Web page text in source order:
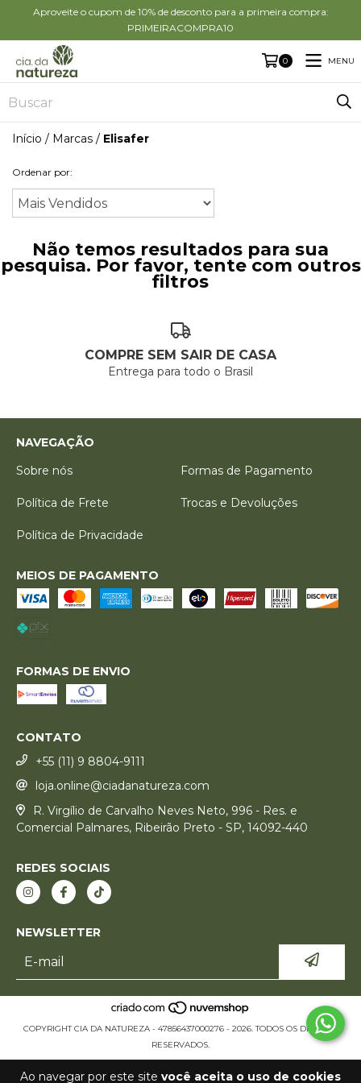
Ao navegar por este site você aceita o uso de cookies
Aproveite o cupom de 10% de desconto para a primeira compra:
PRIMEIRACOMPRA10
0 MENU
Início / Marcas / Elisafer
Ordenar por:
Não temos resultados para sua
pesquisa. Por favor, tente com outros
filtros
COMPRE SEM SAIR DE CASA
Entrega para todo o Brasil
NAVEGAÇÃO
Sobre nós
Formas de Pagamento
Política de Frete Trocas e Devoluções
Política de Privacidade
MEIOS DE PAGAMENTO
FORMAS DE ENVIO
CONTATO
+55 (11) 9 8804-9111
loja.online@ciadanatureza.com
R. Virgílio de Carvalho Neves Neto, 996 - Res. e
Comercial Palmares, Ribeirão Preto - SP, 14092-440
REDES SOCIAIS
NEWSLETTER
COPYRIGHT CIA DA NATUREZA - 47856437000276 - 2026. TODOS OS DIREITOS
RESERVADOS.